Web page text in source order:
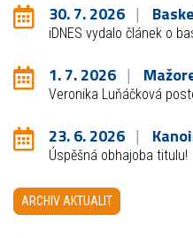
30. 7. 2026
iDNES vydalo článek o
1. 7. 2026
Veronika Luňáčková
23. 6. 2026
Úspěšná obhajoba titulu!
ARCHIV AKTUALIT